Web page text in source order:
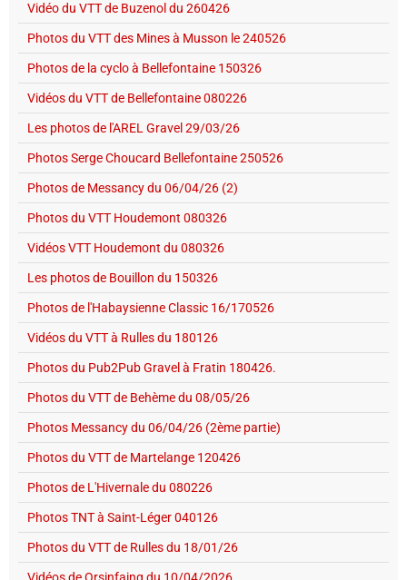
Vidéo du VTT de Buzenol du 260426
Photos du VTT des Mines à Musson le 240526
Photos de la cyclo à Bellefontaine 150326
Vidéos du VTT de Bellefontaine 080226
Les photos de l'AREL Gravel 29/03/26
Photos Serge Choucard Bellefontaine 250526
Photos de Messancy du 06/04/26 (2)
Photos du VTT Houdemont 080326
Vidéos VTT Houdemont du 080326
Les photos de Bouillon du 150326
Photos de l'Habaysienne Classic 16/170526
Vidéos du VTT à Rulles du 180126
Photos du Pub2Pub Gravel à Fratin 180426.
Photos du VTT de Behème du 08/05/26
Photos Messancy du 06/04/26 (2ème partie)
Photos du VTT de Martelange 120426
Photos de L'Hivernale du 080226
Photos TNT à Saint-Léger 040126
Photos du VTT de Rulles du 18/01/26